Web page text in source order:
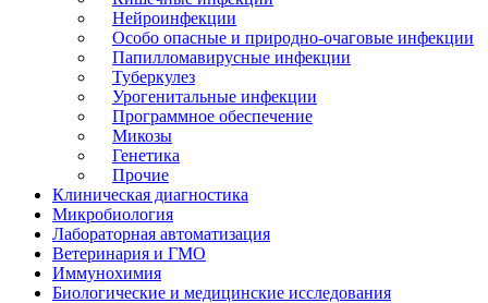
Нейроинфекции
Особо опасные и природно-очаговые инфекции
Папилломавирусные инфекции
Туберкулез
Урогенитальные инфекции
Программное обеспечение
Микозы
Генетика
Прочие
Клиническая диагностика
Микробиология
Лабораторная автоматизация
Ветеринария и ГМО
Иммунохимия
Биологические и медицинские исследования